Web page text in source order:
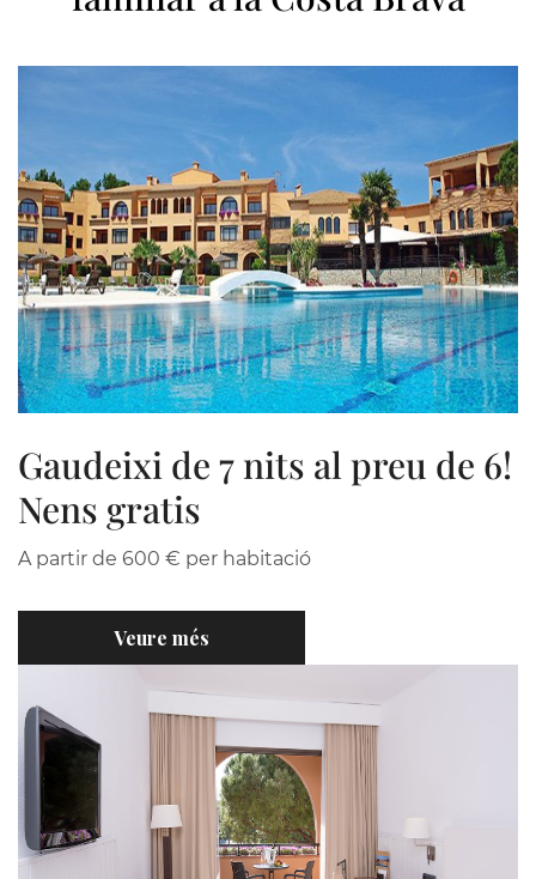
Gaudeixi de 7 nits al preu de 6!
Nens gratis
A partir de 600 € per habitació
Veure més